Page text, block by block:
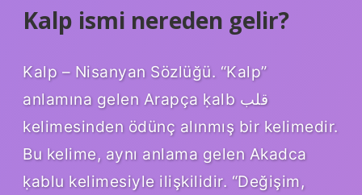
Kalp ismi nereden gelir?
Kalp – Nisanyan Sözlüğü. “Kalp”
anlamına gelen Arapça ḳalb قلب
kelimesinden ödünç alınmış bir kelimedir.
Bu kelime, aynı anlama gelen Akadca
ḳablu kelimesiyle ilişkilidir. “Değişim,